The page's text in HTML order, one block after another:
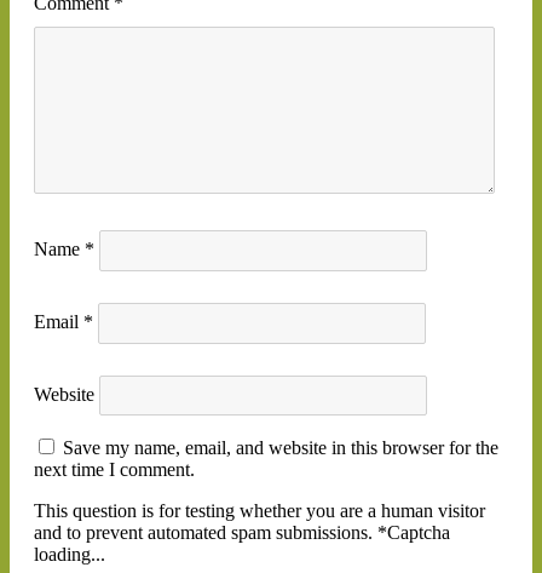
Name *
Email *
Website
Save my name, email, and website in this browser for the
next time I comment.
This question is for testing whether you are a human visitor
and to prevent automated spam submissions. *Captcha
loading...